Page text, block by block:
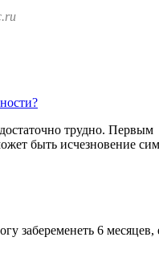
трудно. Первым
быть исчезновение
забеременеть 6 месяцев,